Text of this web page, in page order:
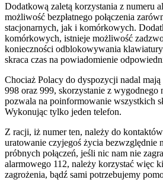
Dodatkową zaletą korzystania z numeru
możliwość bezpłatnego połączenia
stacjonarnych, jak i komórkowych.
komórkowych, istnieje możliwość
konieczności odblokowywania
skraca czas na powiadomienie
Chociaż Polacy do dyspozycji nadal
998 oraz 999, skorzystanie z wygodnego
pozwala na poinformowanie wszystkich
Wykonując tylko jeden telefon.
Z racji, iż numer ten, należy do
uratowanie czyjegoś życia bezwzględnie
próbnych połączeń, jeśli nic nam nie
alarmowego 112, należy korzystać więc
zagrożenia, bądź sami potrzebujemy